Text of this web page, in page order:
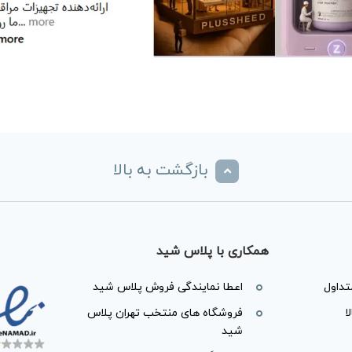
بازگشت به بالا
همکاری با پلاس شید
اعطا نمایندگی فروش پلاس شید
فروشگاه های منتخب تهران پلاس
شید